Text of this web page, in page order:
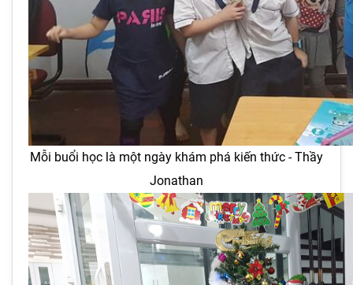
Mỗi buổi học là một ngày khám phá kiến thức - Thầy
Jonathan